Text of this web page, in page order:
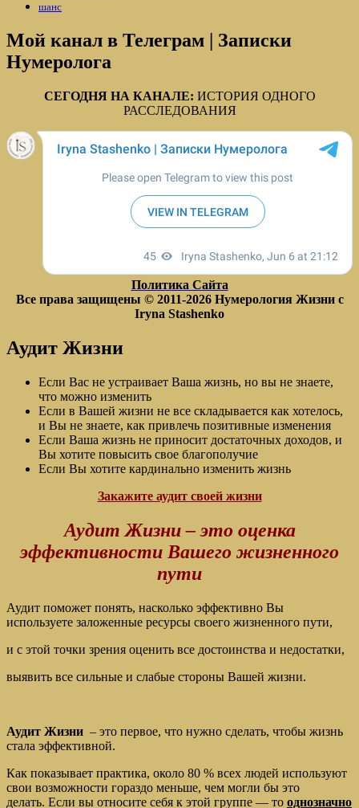
шанс
Мой канал в Телеграм | Записки
Нумеролога
СЕГОДНЯ НА КАНАЛЕ: ИСТОРИЯ ОДНОГО
РАССЛЕДОВАНИЯ
Политика Сайта
Все права защищены © 2011-2026 Нумерология Жизни с
Iryna Stashenko
Аудит Жизни
Если Вас не устраивает Ваша жизнь, но вы не знаете,
что можно изменить
Если в Вашей жизни не все складывается как хотелось,
и Вы не знаете, как привлечь позитивные изменения
Если Ваша жизнь не приносит достаточных доходов, и
Вы хотите повысить свое благополучие
Если Вы хотите кардинально изменить жизнь
Закажите аудит своей жизни
Аудит Жизни – это оценка
эффективности Вашего жизненного
пути
Аудит поможет понять, насколько эффективно Вы
используете заложенные ресурсы своего жизненного пути,
и с этой точки зрения оценить все достоинства и недостатки,
выявить все сильные и слабые стороны Вашей жизни.
Аудит Жизни – это первое, что нужно сделать, чтобы жизнь
стала эффективной.
Как показывает практика, около 80 % всех людей используют
свои возможности гораздо меньше, чем могли бы это
делать. Если вы относите себя к этой группе — то однозначно